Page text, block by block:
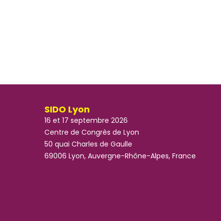
SIDO Lyon
16 et 17 septembre 2026
Centre de Congrès de Lyon
50 quai Charles de Gaulle
69006 Lyon, Auvergne-Rhône-Alpes, France